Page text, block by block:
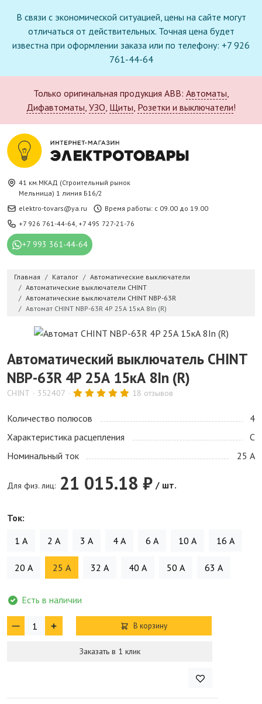
В связи с экономической ситуацией, цены на сайте могут
отличаться от действительных. Точная цена будет
известна при оформлении заказа или по телефону: +7 926
761-44-64
Только оригинальная продукция ABB: Автоматы,
Дифавтоматы, УЗО, Щиты, Розетки и выключатели!
41 км.МКАД (Строительный рынок
Мельница) 1 линия Б16/2
elektro-tovars@ya.ru
Время работы: с 09.00 до 19.00
+7 926 761-44-64, +7 495 727-21-76
+7 993 361-44-64
Главная Каталог
Автоматические выключатели
Автоматические выключатели CHINT
Автоматические выключатели CHINT NBP-63R
Автомат CHINT NBP-63R 4P 25А 15кА 8In (R)
Автоматический выключатель CHINT
NBP-63R 4P 25А 15кА 8In (R)
CHINT 352407 18 отзывов
Количество полюсов
4
Характеристика расцепления
C
Номинальный ток
25 А
Для физ. лиц: 21 015.18 ₽ / шт.
Ток:
1 А
2 А 3 А 4 А 6 А 10 А 16 А
20 А 25 А 32 А 40 А 50 А 63 А
Есть в наличии
В корзину
Заказать в 1 клик